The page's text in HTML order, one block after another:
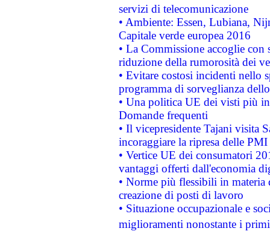
servizi di telecomunicazione
• Ambiente: Essen, Lubiana,
Capitale verde europea 2016
• La Commissione accoglie
riduzione della rumorosità dei
• Evitare costosi incidenti nello
programma di sorveglianza
• Una politica UE dei visti più
Domande frequenti
• Il vicepresidente Tajani visita
incoraggiare la ripresa delle
• Vertice UE dei consumatori
vantaggi offerti dall'economia
• Norme più flessibili in materia
creazione di posti di lavoro
• Situazione occupazionale e
miglioramenti nonostante i